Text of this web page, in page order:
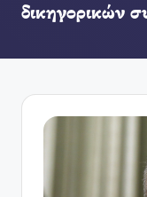
δικηγορικών